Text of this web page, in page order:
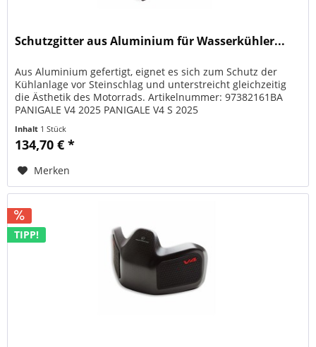
Schutzgitter aus Aluminium für Wasserkühler...
Aus Aluminium gefertigt, eignet es sich zum Schutz der
Kühlanlage vor Steinschlag und unterstreicht gleichzeitig
die Ästhetik des Motorrads. Artikelnummer: 97382161BA
PANIGALE V4 2025 PANIGALE V4 S 2025
Inhalt 1 Stück
134,70 € *
Merken
TIPP!